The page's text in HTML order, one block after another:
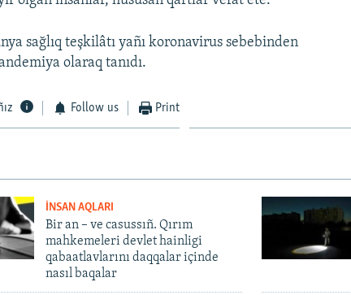
sağlıq teşkilâtı yañı koronavirus sebebinden
olaraq tanıdı.
Follow us Print
İNSAN AQLARI
Bir an – ve casussıñ. Qırım
mahkemeleri devlet hainligi
qabaatlavlarını daqqalar içinde
nasıl baqalar